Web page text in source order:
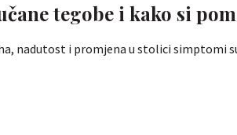
tegobe i kako si
nadutost i promjena u stolici simptomi